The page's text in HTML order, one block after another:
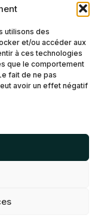
utilisons des
et/ou accéder aux
à ces technologies
que le comportement
fait de ne pas
avoir un effet négatif
et
Tous